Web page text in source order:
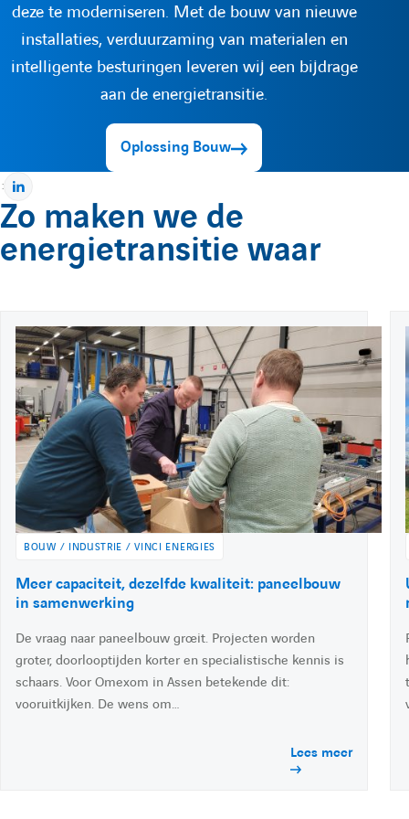
n
deze te moderniseren. Met de bouw van nieuwe
installaties, verduurzaming van materialen en
intelligente besturingen leveren wij een bijdrage
aan de energietransitie.
Oplossing Bouw
:
P
a
r
t
e
r
s
u
r
l
i
n
k
e
d
n
Zo maken we de
energietransitie waar
A
c
é
d
e
r
Meer capaciteit, dezelfde kwaliteit: paneelbouw
in samenwerking
P
u
b
l
i
é
l
e
26 maart 2026
BOUW / INDUSTRIE / VINCI ENERGIES
E
x
t
r
a
i
t
:
De vraag naar paneelbouw groeit. Projecten worden
groter, doorlooptijden korter en specialistische kennis is
schaars. Voor Omexom in Assen betekende dit:
vooruitkijken. De wens om…
Lees meer
l
i
l
t
r
i
t
: